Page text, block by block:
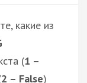
какие из
(1 –
2 – False)